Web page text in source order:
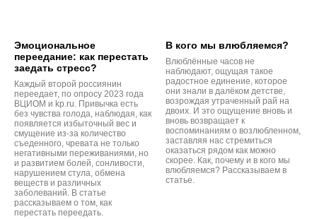
Эмоциональное
переедание: как перестать
заедать стресс?
Каждый второй россиянин
переедает, по опросу 2023 года
ВЦИОМ и kp.ru. Привычка есть
без чувства голода, наблюдая, как
появляется избыточный вес и
смущение из-за количество
съеденного, чревата не только
негативными переживаниями, но
и развитием болей, сонливости,
нарушением стула, обмена
веществ и различных
заболеваний. В статье
рассказываем о том, как
перестать переедать.
В кого мы влюбляемся?
Влюблённые часов не
наблюдают, ощущая такое
радостное единение, которое
они знали в далёком детстве,
возрождая утраченный рай на
двоих. И это ощущение вновь и
вновь возвращает к
воспоминаниям о возлюбленном,
заставляя нас стремиться
оказаться рядом как можно
скорее. Как, почему и в кого мы
влюбляемся? Рассказываем в
статье.